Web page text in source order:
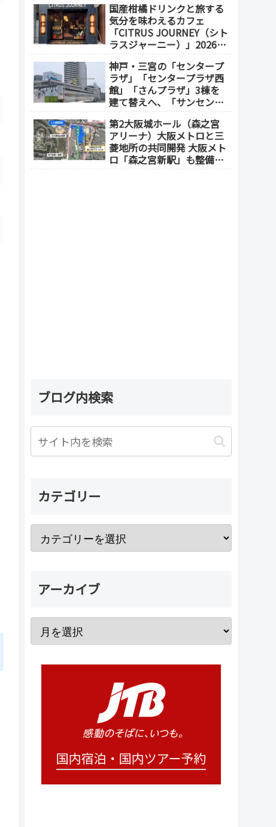
国産柑橘ドリンクと旅する
気分を味わえるカフェ
「CITRUS JOURNEY（シト
ラスジャーニー）」2026年
メトロ「本町駅」徒歩1
分）
神戸・三宮の「センタープ
ラザ」「センタープラザ西
館」「さんプラザ」3棟を
建て替えへ、「サンセンタ
会」が2026年7月発足
第2大阪城ホール（森之宮
アリーナ）大阪メトロと三
菱地所の共同開発 大阪メト
ロ「森之宮新駅」も整備へ
ブログ内検索
カテゴリー
アーカイブ